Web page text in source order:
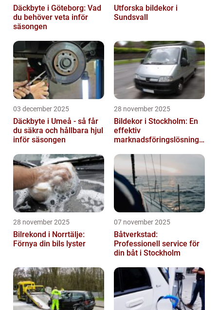
Däckbyte i Göteborg: Vad
du behöver veta inför
säsongen
Utforska bildekor i
Sundsvall
03 december 2025
Däckbyte i Umeå - så får
du säkra och hållbara hjul
inför säsongen
28 november 2025
Bildekor i Stockholm: En
effektiv
marknadsföringslösning
28 november 2025
Bilrekond i Norrtälje:
Förnya din bils lyster
07 november 2025
Båtverkstad:
Professionell service för
din båt i Stockholm